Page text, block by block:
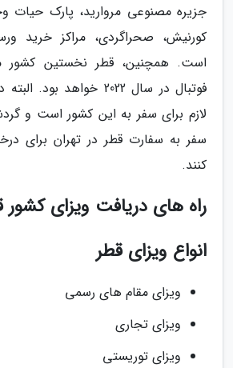
جزیره مصنوعی مروارید، پارک حیات
کورنیش، صحراگردی، مراکز خرید
است. همچنین، قطر نخستین کشور
فوتبال در سال 2022 خواهد
لازم برای سفر به این کشور است و
سفر به سفارت قطر در تهران برای
کنند.
راه های دریافت ویزای کشور
انواع ویزای قطر
ویزای مقام های رسمی
ویزای تجاری
ویزای توریستی